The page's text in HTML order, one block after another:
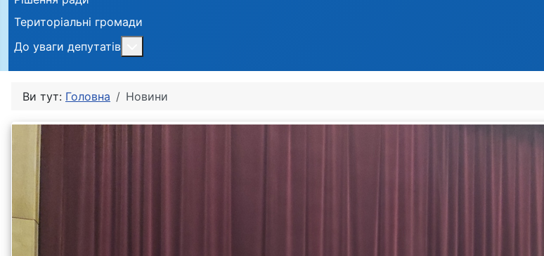
Територіальні громади
До уваги депутатів
Ви тут: Головна Новини